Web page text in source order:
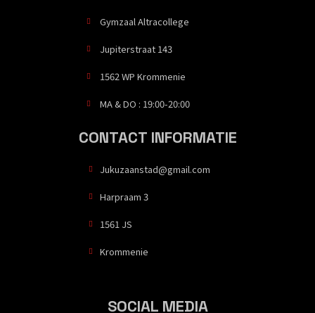
Gymzaal Altracollege
Jupiterstraat 143
1562 WP Krommenie
MA & DO : 19:00-20:00
CONTACT INFORMATIE
Jukuzaanstad@gmail.com
Harpraam 3
1561 JS
Krommenie
SOCIAL MEDIA